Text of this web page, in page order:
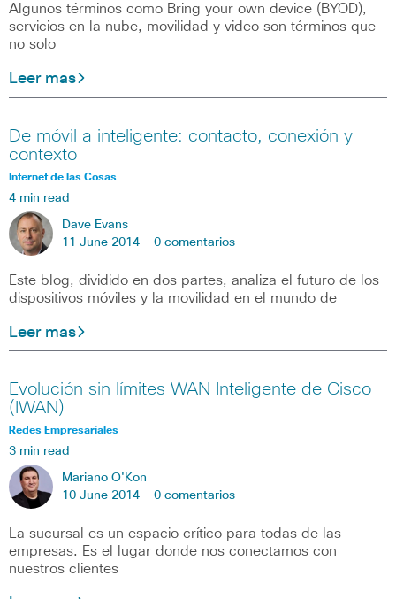
Algunos términos como Bring your own device (BYOD),
servicios en la nube, movilidad y video son términos que
no solo
Leer mas
De móvil a inteligente: contacto, conexión y
contexto
Internet de las Cosas
4 min read
Dave Evans
11 June 2014 - 0 comentarios
Este blog, dividido en dos partes, analiza el futuro de los
dispositivos móviles y la movilidad en el mundo de
Leer mas
Evolución sin límites WAN Inteligente de Cisco
(IWAN)
Redes Empresariales
3 min read
Mariano O'Kon
10 June 2014 - 0 comentarios
La sucursal es un espacio crítico para todas de las
empresas. Es el lugar donde nos conectamos con
nuestros clientes